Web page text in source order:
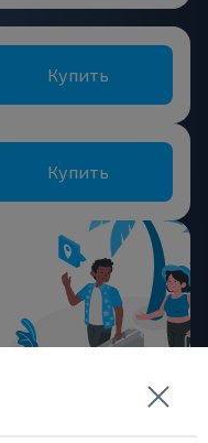
Купить
Купить